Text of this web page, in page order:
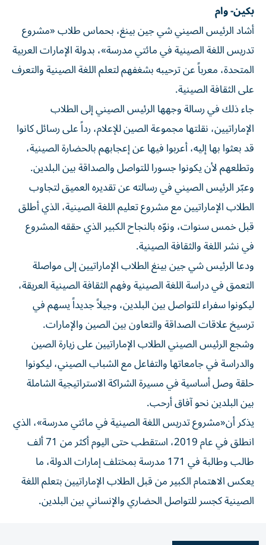
بكين- وام
أشاد الرئيس الصيني شي جين بينغ، بحماس طلاب «مشروع
تدريس اللغة الصينية في مائتي مدرسة»، بدولة الإمارات العربية
المتحدة، معرباً عن ترحيبه بشغفهم لتعلم اللغة الصينية والتعرف
على الثقافة الصينية.
جاء ذلك في رسالة وجهها الرئيس الصيني إلى الطلاب
الإماراتيين، نقلتها مجموعة الصين للإعلام، رداً على رسائل كانوا
قد بعثوا بها إليه، أعربوا فيها عن إعجابهم بالحضارة الصينية،
وتطلعهم لأن يكونوا جسورا للتواصل والصداقة بين البلدين.
وعبّر الرئيس الصيني في رسالته عن تقديره العميق لتجاوب
الطلاب الإماراتيين مع مشروع تعليم اللغة الصينية، الذي أطلق
قبل خمس سنوات، ونوّه بالنجاح الكبير الذي حققه المشروع
في نشر اللغة والثقافة الصينية.
ودعا الرئيس شي جين بينغ الطلاب الإماراتيين إلى مواصلة
التعمق في دراسة اللغة الصينية وفهم الثقافة الصينية العريقة،
ليكونوا سفراء للتواصل بين البلدين، وجيلاً جديداً يسهم في
ترسيخ علاقات الصداقة والتعاون بين الصين والإمارات.
وشجع الرئيس الصيني الطلاب الإماراتيين على زيارة الصين
والدراسة في جامعاتها والتفاعل مع الشباب الصيني، ليكونوا
حلقة وصل أساسية في مسيرة الشراكة الاستراتيجية الشاملة
بين البلدين نحو آفاق أرحب.
يذكر أن«مشروع تدريس اللغة الصينية في مائتي مدرسة»، الذي
انطلق في عام 2019، استقطب حتى اليوم أكثر من 71 ألف
طالب وطالبة في 171 مدرسة بمختلف إمارات الدولة، ما
يعكس الاهتمام الكبير من قبل الطلاب الإماراتيين بتعلم اللغة
الصينية كجسر للتواصل الحضاري والإنساني بين البلدين.